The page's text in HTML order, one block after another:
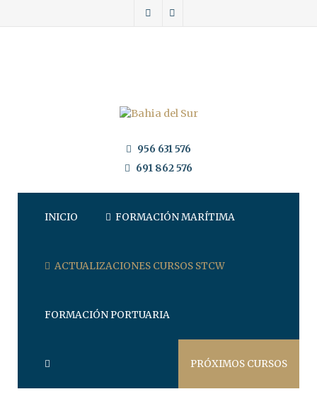
956 631 576
691 862 576
INICIO FORMACIÓN MARÍTIMA
ACTUALIZACIONES CURSOS STCW
FORMACIÓN PORTUARIA
PRÓXIMOS CURSOS